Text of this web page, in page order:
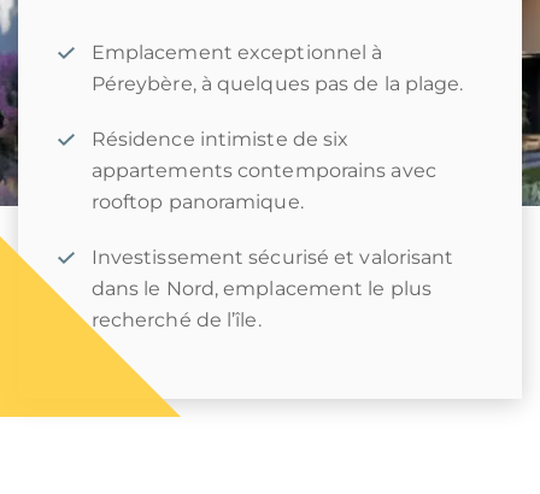
Emplacement exceptionnel à
Péreybère, à quelques pas de la plage.
Résidence intimiste de six
appartements contemporains avec
rooftop panoramique.
Investissement sécurisé et valorisant
dans le Nord, emplacement le plus
recherché de l’île.